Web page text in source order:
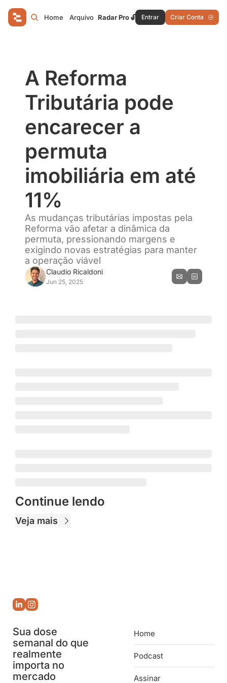
Home Arquivo Radar Pro 🔓 Entrar Criar Conta
A Reforma
Tributária pode
encarecer a
permuta
imobiliária em até
11%
As mudanças tributárias impostas pela
Reforma vão afetar a dinâmica da
permuta, pressionando margens e
exigindo novas estratégias para manter
a operação viável
Claudio Ricaldoni
Jun 25, 2025
Continue lendo
Veja mais
Sua dose
semanal do que
realmente
importa no
mercado
Home
Podcast
Assinar